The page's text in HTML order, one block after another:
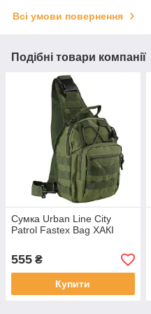
Всі умови повернення
Подібні товари компанії
Сумка Urban Line City
Patrol Fastex Bag ХАКІ
555 ₴
Купити